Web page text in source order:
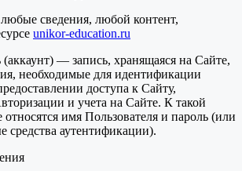
сведения, любой контент,
unikor-education.ru
(аккаунт) — запись, хранящаяся на Сайте,
необходимые для идентификации
доступа к Сайту,
и учета на Сайте. К такой
относятся имя Пользователя и пароль (или
средства аутентификации).